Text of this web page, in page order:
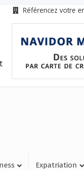
Référencez votre
Expatriation